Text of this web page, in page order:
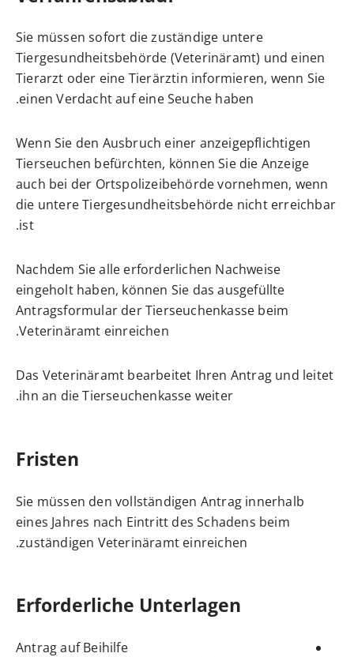
Sie müssen sofort die zuständige untere
Tiergesundheitsbehörde (Veterinäramt) und einen
Tierarzt oder eine Tierärztin informieren, wenn Sie
einen Verdacht auf eine Seuche haben.
Wenn Sie den Ausbruch einer anzeigepflichtigen
Tierseuchen befürchten, können Sie die Anzeige
auch bei der Ortspolizeibehörde vornehmen, wenn
die untere Tiergesundheitsbehörde nicht erreichbar
ist.
Nachdem Sie alle erforderlichen Nachweise
eingeholt haben, können Sie das ausgefüllte
Antragsformular der Tierseuchenkasse beim
Veterinäramt einreichen.
Das Veterinäramt bearbeitet Ihren Antrag und leitet
ihn an die Tierseuchenkasse weiter.
Fristen
Sie müssen den vollständigen Antrag innerhalb
eines Jahres nach Eintritt des Schadens beim
zuständigen Veterinäramt einreichen.
Erforderliche Unterlagen
Antrag auf Beihilfe